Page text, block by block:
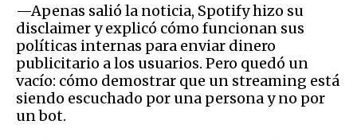
—Apenas salió la noticia, Spotify hizo su
disclaimer y explicó cómo funcionan sus
políticas internas para enviar dinero
publicitario a los usuarios. Pero quedó un
vacío: cómo demostrar que un streaming está
siendo escuchado por una persona y no por
un bot.